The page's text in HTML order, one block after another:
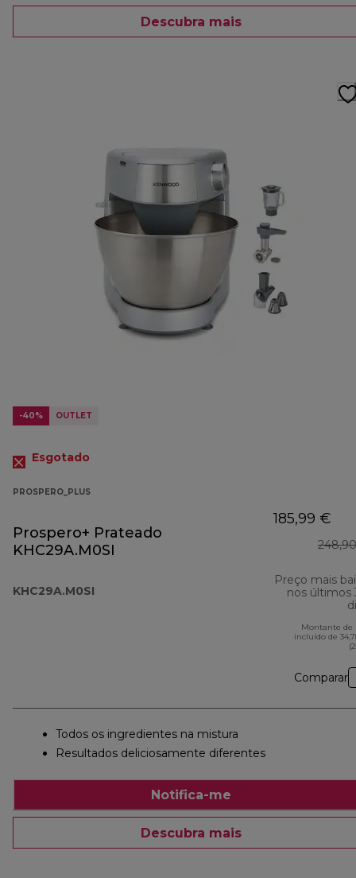
Descubra mais
-40% OUTLET
Esgotado
PROSPERO_PLUS
Prospero+ Prateado
KHC29A.M0SI
KHC29A.M0SI
185,99 €
Preço mais
nos últimos
Montante de
incluído de
Comparar
Todos os ingredientes na mistura
Resultados deliciosamente diferentes
Notifica-me
Descubra mais